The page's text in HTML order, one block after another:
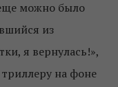
можно было
из
я вернулась!»,
на фоне